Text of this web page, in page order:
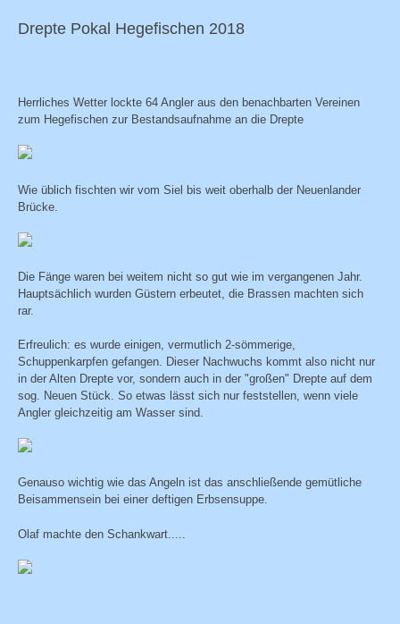
Drepte Pokal Hegefischen 2018
Herrliches Wetter lockte 64 Angler aus den benachbarten Vereinen
zum Hegefischen zur Bestandsaufnahme an die Drepte
Wie üblich fischten wir vom Siel bis weit oberhalb der Neuenlander
Brücke.
Die Fänge waren bei weitem nicht so gut wie im vergangenen Jahr.
Hauptsächlich wurden Güstern erbeutet, die Brassen machten sich
rar.
Erfreulich: es wurde einigen, vermutlich 2-sömmerige,
Schuppenkarpfen gefangen. Dieser Nachwuchs kommt also nicht nur
in der Alten Drepte vor, sondern auch in der "großen" Drepte auf dem
sog. Neuen Stück. So etwas lässt sich nur feststellen, wenn viele
Angler gleichzeitig am Wasser sind.
Genauso wichtig wie das Angeln ist das anschließende gemütliche
Beisammensein bei einer deftigen Erbsensuppe.
Olaf machte den Schankwart.....